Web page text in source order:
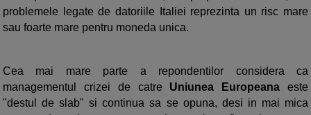
problemele legate de datoriile Italiei reprezinta un risc mare
sau foarte mare pentru moneda unica.
Cea mai mare parte a repondentilor considera ca
managementul crizei de catre Uniunea Europeana este
"destul de slab" si continua sa se opuna, desi in mai mica